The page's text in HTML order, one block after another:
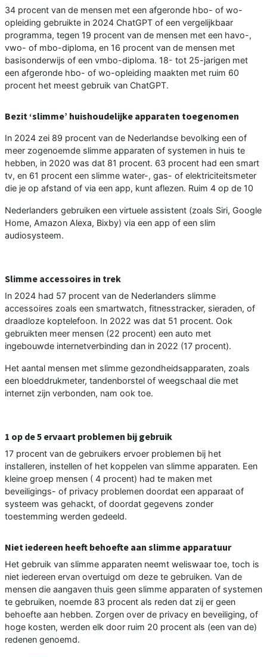
34 procent van de mensen met een afgeronde hbo- of wo-
opleiding gebruikte in 2024 ChatGPT of een vergelijkbaar
programma, tegen 19 procent van de mensen met een havo-,
vwo- of mbo-diploma, en 16 procent van de mensen met
basisonderwijs of een vmbo-diploma. 18- tot 25-jarigen met
een afgeronde hbo- of wo-opleiding maakten met ruim 60
procent het meest gebruik van ChatGPT.
Bezit ‘slimme’ huishoudelijke apparaten toegenomen
In 2024 zei 89 procent van de Nederlandse bevolking een of
meer zogenoemde slimme apparaten of systemen in huis te
hebben, in 2020 was dat 81 procent. 63 procent had een smart
tv, en 61 procent een slimme water-, gas- of elektriciteitsmeter
die je op afstand of via een app, kunt aflezen. Ruim 4 op de 10
Nederlanders gebruiken een virtuele assistent (zoals Siri, Google
Home, Amazon Alexa, Bixby) via een app of een slim
audiosysteem.
Slimme accessoires in trek
In 2024 had 57 procent van de Nederlanders slimme
accessoires zoals een smartwatch, fitnesstracker, sieraden, of
draadloze koptelefoon. In 2022 was dat 51 procent. Ook
gebruikten meer mensen (22 procent) een auto met
ingebouwde internetverbinding dan in 2022 (17 procent).
Het aantal mensen met slimme gezondheidsapparaten, zoals
een bloeddrukmeter, tandenborstel of weegschaal die met
internet zijn verbonden, nam ook toe.
1 op de 5 ervaart problemen bij gebruik
17 procent van de gebruikers ervoer problemen bij het
installeren, instellen of het koppelen van slimme apparaten. Een
kleine groep mensen ( 4 procent) had te maken met
beveiligings- of privacy problemen doordat een apparaat of
systeem was gehackt, of doordat gegevens zonder
toestemming werden gedeeld.
Niet iedereen heeft behoefte aan slimme apparatuur
Het gebruik van slimme apparaten neemt weliswaar toe, toch is
niet iedereen ervan overtuigd om deze te gebruiken. Van de
mensen die aangaven thuis geen slimme apparaten of systemen
te gebruiken, noemde 83 procent als reden dat zij er geen
behoefte aan hebben. Zorgen over de privacy en beveiliging, of
hoge kosten, werden elk door ruim 20 procent als (een van de)
redenen genoemd.